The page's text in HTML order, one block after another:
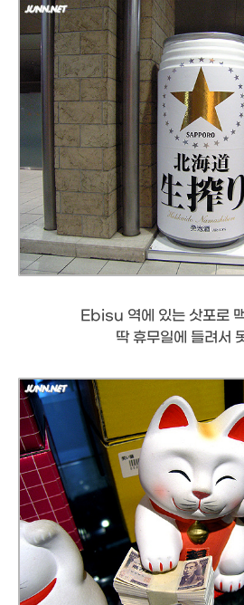
Ebisu 역에 있는 삿포로
딱 휴무일에 들려서